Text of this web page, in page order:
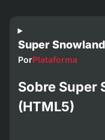
Super
PorPlataforma
Sobre Super
(HTML5)